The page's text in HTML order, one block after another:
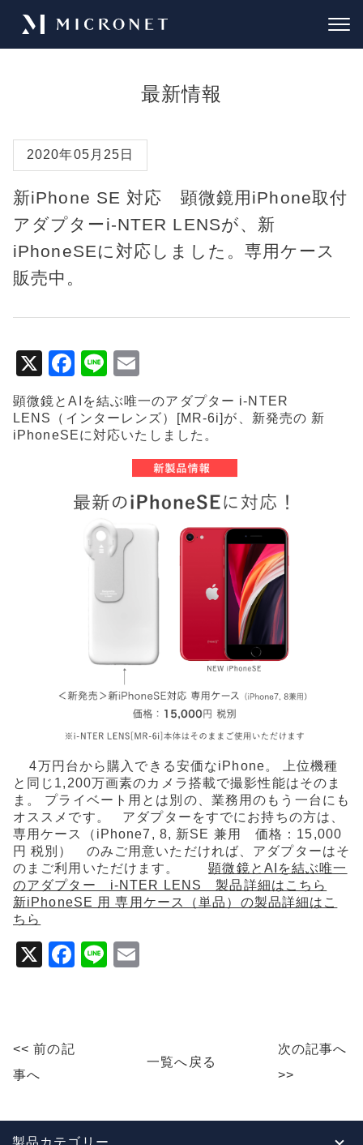
最新情報
2020年05月25日
新iPhone SE 対応 顕微鏡用iPhone取付
アダプターi-NTER LENSが、新
iPhoneSEに対応しました。専用ケース
販売中。
X
F
a
c
e
o
o
k
Li
n
e
m
ai
l
顕微鏡とAIを結ぶ唯一のアダプター i-NTER
LENS（インターレンズ）[MR-6i]が、新発売の 新
iPhoneSEに対応いたしました。
4万円台から購入できる安価なiPhone。 上位機種
と同じ1,200万画素のカメラ搭載で撮影性能はそのま
ま。 プライベート用とは別の、業務用のもう一台にも
オススメです。 アダプターをすでにお持ちの方は、
専用ケース（iPhone7, 8, 新SE 兼用 価格：15,000
円 税別） のみご用意いただければ、アダプターはそ
のまご利用いただけます。顕微鏡とAIを結ぶ唯一
のアダプター i-NTER LENS 製品詳細はこちら
新iPhoneSE 用 専用ケース（単品）の製品詳細はこ
ちら
X
F
k
Li
<< 前の記
事へ
一覧へ戻る
次の記事へ
>>
製品カテゴリー